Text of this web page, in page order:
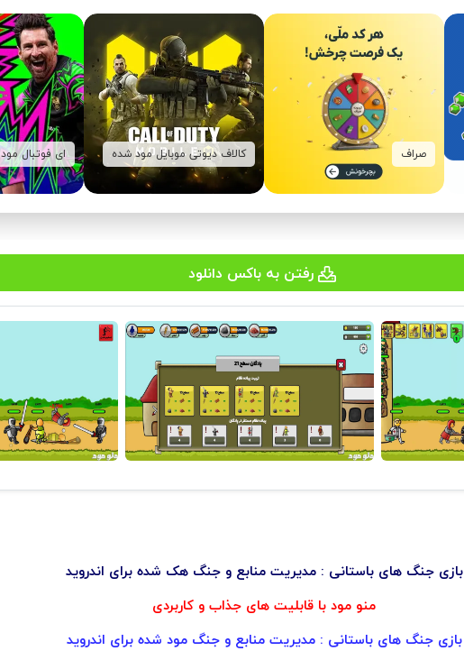
صراف کالاف دیوتی موبایل مود شده ای فوتبال مود
رفتن به باکس دانلود
بازی جنگ های باستانی : مدیریت منابع و جنگ هک شده برای اندروید
منو مود با قابلیت های جذاب و کاربردی
بازی ‏‏‏جنگ های باستانی : مدیریت منابع و جنگ مود شده برای اندروید